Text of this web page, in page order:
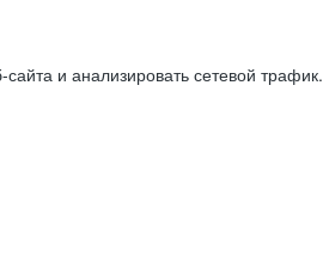
и анализировать сетевой трафик.